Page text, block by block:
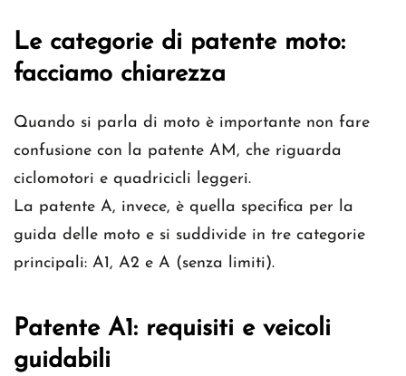
Le categorie di patente moto:
facciamo chiarezza
Quando si parla di moto è importante non fare
confusione con la patente AM, che riguarda
ciclomotori e quadricicli leggeri.
La patente A, invece, è quella specifica per la
guida delle moto e si suddivide in tre categorie
principali: A1, A2 e A (senza limiti).
Patente A1: requisiti e veicoli
guidabili